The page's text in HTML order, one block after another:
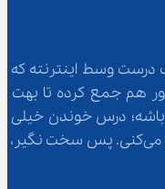
درست وسط اینترنته که
رو دور هم جمع کرده تا بهت
درس خوندن خیلی
آسون‌تر و باحال‌تر از چیزیه که فکرش رو می‌کنی. پس سخت نگیر،